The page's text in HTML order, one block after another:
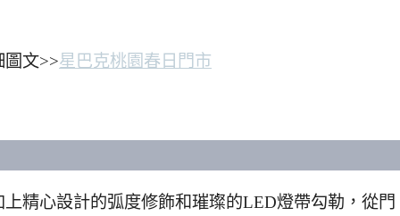
圖文>>星巴克桃園春日門市
精心設計的弧度修飾和璀璨的LED燈帶勾勒，從門